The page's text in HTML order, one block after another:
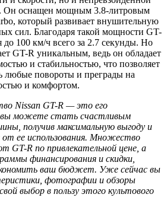
Он оснащен мощным 3.8-литровым
который развивает внушительную
сил. Благодаря такой мощности GT-
до 100 км/ч всего за 2.7 секунды. Но
GT-R уникальным, ведь он обладает
и стабильностью, что позволяет
любые повороты и преграды на
и комфортом.
Nissan GT-R — это его
вы можете стать счастливым
получив максимальную выгоду и
от ее использования. Множество
GT-R по привлекательной цене, а
финансирования и скидки,
ваш бюджет. Уже сейчас вы
фотографии и обзоры
выбор в пользу этого культового